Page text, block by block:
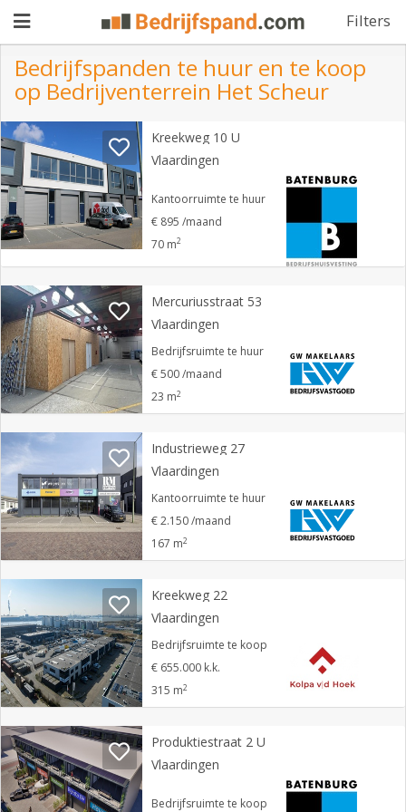
Filters
Pand
aanbieden
Pand
zoeken
Waarom
adverteren
Premium
adverteren
Blog
Registreren
Login
Bedrijfspanden te huur en te koop
op Bedrijventerrein Het Scheur
Kreekweg 10 U
Vlaardingen
Kantoorruimte te huur
€ 895 /maand
70 m2
Mercuriusstraat 53
Vlaardingen
Bedrijfsruimte te huur
€ 500 /maand
23 m2
Industrieweg 27
Vlaardingen
Kantoorruimte te huur
€ 2.150 /maand
167 m2
Kreekweg 22
Vlaardingen
Bedrijfsruimte te koop
€ 655.000 k.k.
315 m2
Produktiestraat 2 U
Vlaardingen
Bedrijfsruimte te koop